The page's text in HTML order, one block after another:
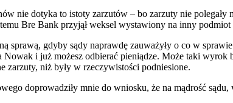
nie dotyka to istoty zarzutów – bo zarzuty nie
Bre Bank przyjął weksel wystawiony na inny
sprawą, gdyby sądy naprawdę zauważyły o co w
i już możesz odbierać pieniądze. Może taki
zarzuty, niż były w rzeczywistości podniesione.
doprowadziły mnie do wniosku, że na mądrość